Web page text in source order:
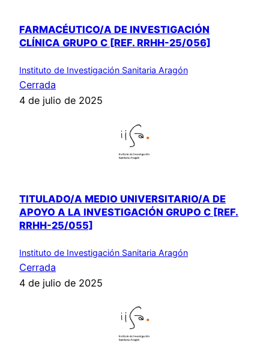
FARMACÉUTICO/A DE INVESTIGACIÓN
CLÍNICA GRUPO C [REF. RRHH-25/056]
Instituto de Investigación Sanitaria Aragón
Cerrada
4 de julio de 2025
TITULADO/A MEDIO UNIVERSITARIO/A DE
APOYO A LA INVESTIGACIÓN GRUPO C [REF.
RRHH-25/055]
Instituto de Investigación Sanitaria Aragón
Cerrada
4 de julio de 2025